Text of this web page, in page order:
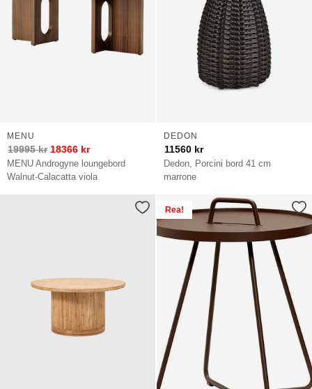
MENU Androgyne loungebord
Walnut-Calacatta viola
MENU
19995kr 18366 kr
Dedon, Porcini bord 41 cm
marrone
DEDON
11560 kr
Rea!